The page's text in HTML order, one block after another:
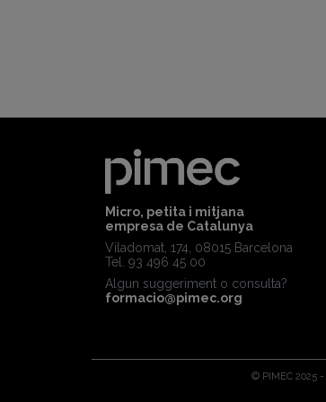
Micro, petita i mitjana
empresa de Catalunya
Viladomat, 174, 08015 Barcelona
Tel. 93 496 45 00
Algun suggeriment o consulta?
formacio@pimec.org
© PIMEC 2025 -